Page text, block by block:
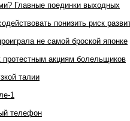
Главные поединки выходных
понизить риск
не самой броской японке
акциям болельщиков
талии
1
телефон